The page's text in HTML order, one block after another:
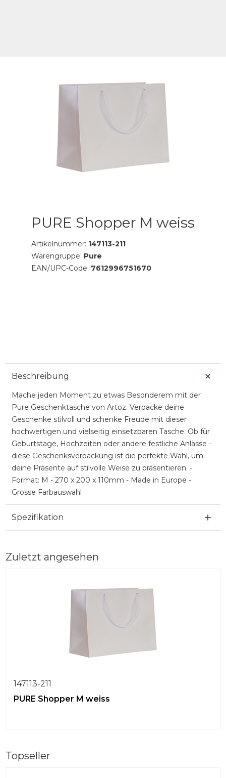
PURE Shopper M weiss
Artikelnummer: 147113-211
Warengruppe: Pure
EAN/UPC-Code: 7612996751670
Beschreibung
Mache jeden Moment zu etwas Besonderem mit der
Pure Geschenktasche von Artoz. Verpacke deine
Geschenke stilvoll und schenke Freude mit dieser
hochwertigen und vielseitig einsetzbaren Tasche. Ob für
Geburtstage, Hochzeiten oder andere festliche Anlässe -
diese Geschenksverpackung ist die perfekte Wahl, um
deine Präsente auf stilvolle Weise zu präsentieren. -
Format: M - 270 x 200 x 110mm - Made in Europe -
Grosse Farbauswahl
Spezifikation
Zuletzt angesehen
147113-211
PURE Shopper M weiss
Topseller